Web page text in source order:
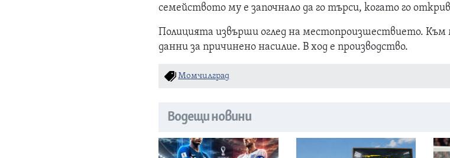
семейството му е започнало да го търси, когато го
Полицията извърши оглед на местопроизшествието.
данни за причинено насилие. В ход е производство.
Момчилград
Водещи новини